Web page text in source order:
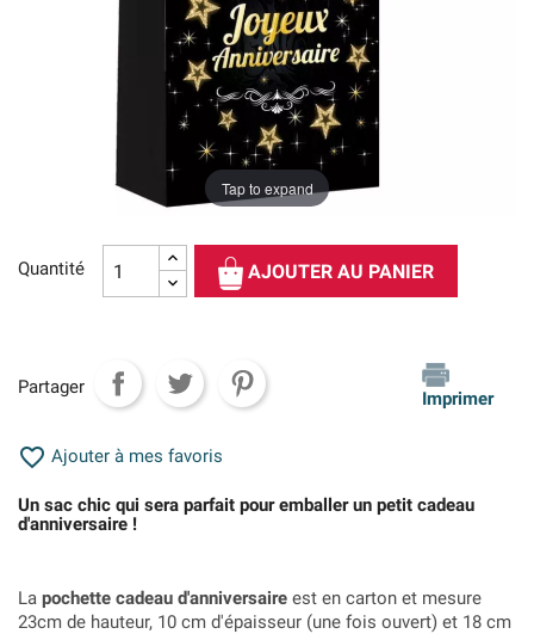
Tap to expand
Quantité AJOUTER AU PANIER
Partager
Imprimer
 Ajouter à mes favoris
Un sac chic qui sera parfait pour emballer un petit cadeau
d'anniversaire !
La pochette cadeau d'anniversaire est en carton et mesure
23cm de hauteur, 10 cm d'épaisseur (une fois ouvert) et 18 cm